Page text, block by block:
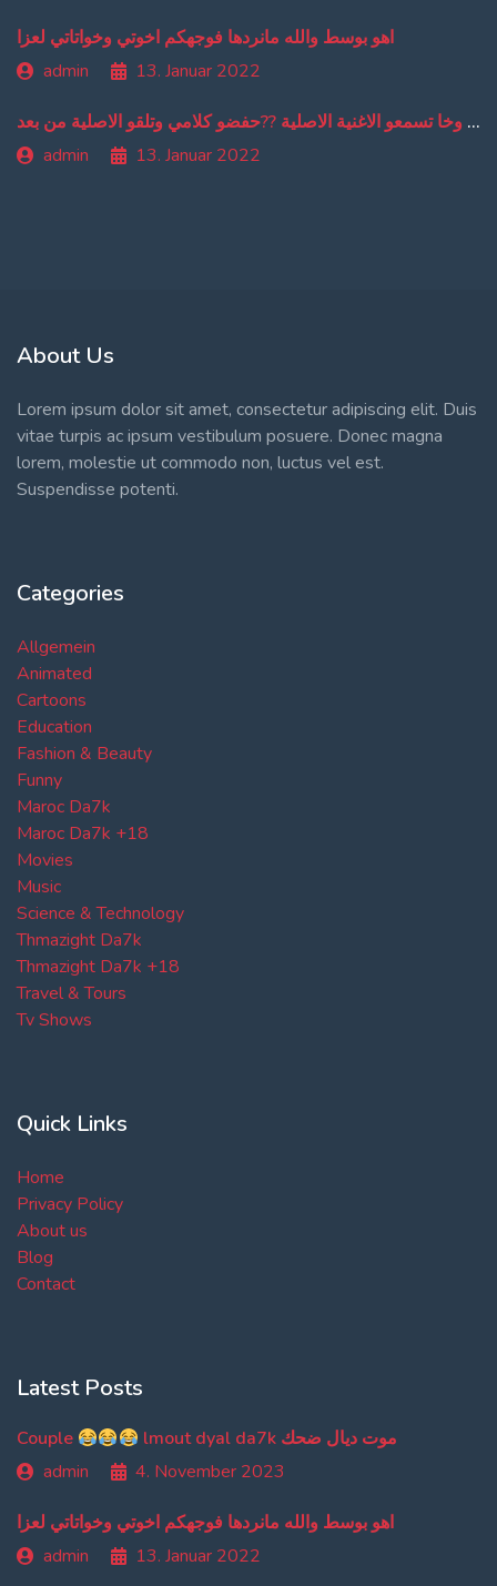
اهو بوسط والله مانردها فوجهكم اخوتي وخواتاتي لعزا
admin
13. Januar 2022
من دبا غادي تبقاو تسمعو ترجمة ديالي وخا تسمعو الاغنية الاصلية ??حفضو كلامي وتلقو الاصلية من بعد
admin
13. Januar 2022
About Us
Lorem ipsum dolor sit amet, consectetur adipiscing elit. Duis
vitae turpis ac ipsum vestibulum posuere. Donec magna
lorem, molestie ut commodo non, luctus vel est.
Suspendisse potenti.
Categories
Allgemein
Animated
Cartoons
Education
Fashion & Beauty
Funny
Maroc Da7k
Maroc Da7k +18
Movies
Music
Science & Technology
Thmazight Da7k
Thmazight Da7k +18
Travel & Tours
Tv Shows
Quick Links
Home
Privacy Policy
About us
Blog
Contact
Latest Posts
Couple
lmout dyal da7k موت ديال ضحك
admin
4. November 2023
اهو بوسط والله مانردها فوجهكم اخوتي وخواتاتي لعزا
admin
13. Januar 2022